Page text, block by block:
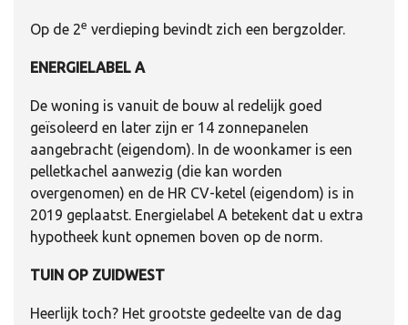
Op de 2e verdieping bevindt zich een bergzolder.
ENERGIELABEL A
De woning is vanuit de bouw al redelijk goed
geïsoleerd en later zijn er 14 zonnepanelen
aangebracht (eigendom). In de woonkamer is een
pelletkachel aanwezig (die kan worden
overgenomen) en de HR CV-ketel (eigendom) is in
2019 geplaatst. Energielabel A betekent dat u extra
hypotheek kunt opnemen boven op de norm.
TUIN OP ZUIDWEST
Heerlijk toch? Het grootste gedeelte van de dag